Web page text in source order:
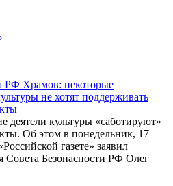
РФ Храмов: некоторые
не хотят поддерживать
деятели культуры «саботируют»
Об этом в понедельник, 17
газете» заявил
Совета Безопасности РФ Олег